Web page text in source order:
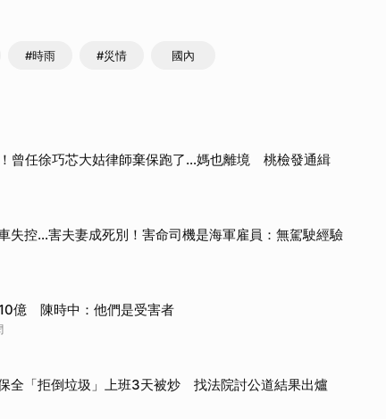
#時雨 #災情 國內
曾任徐巧芯大姑律師棄保跑了…媽也離境 桃檢發通緝
失控…害夫妻成死別！害命司機是海軍雇員：無駕駛經驗
億 陳時中：他們是受害者
全「拒倒垃圾」上班3天被炒 找法院討公道結果出爐